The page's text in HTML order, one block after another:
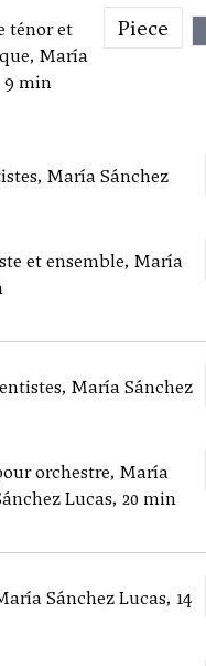
ténor et
María
9 min
Piece
María Sánchez
et ensemble, María
María Sánchez
orchestre, María
Lucas, 20 min
Sánchez Lucas, 14